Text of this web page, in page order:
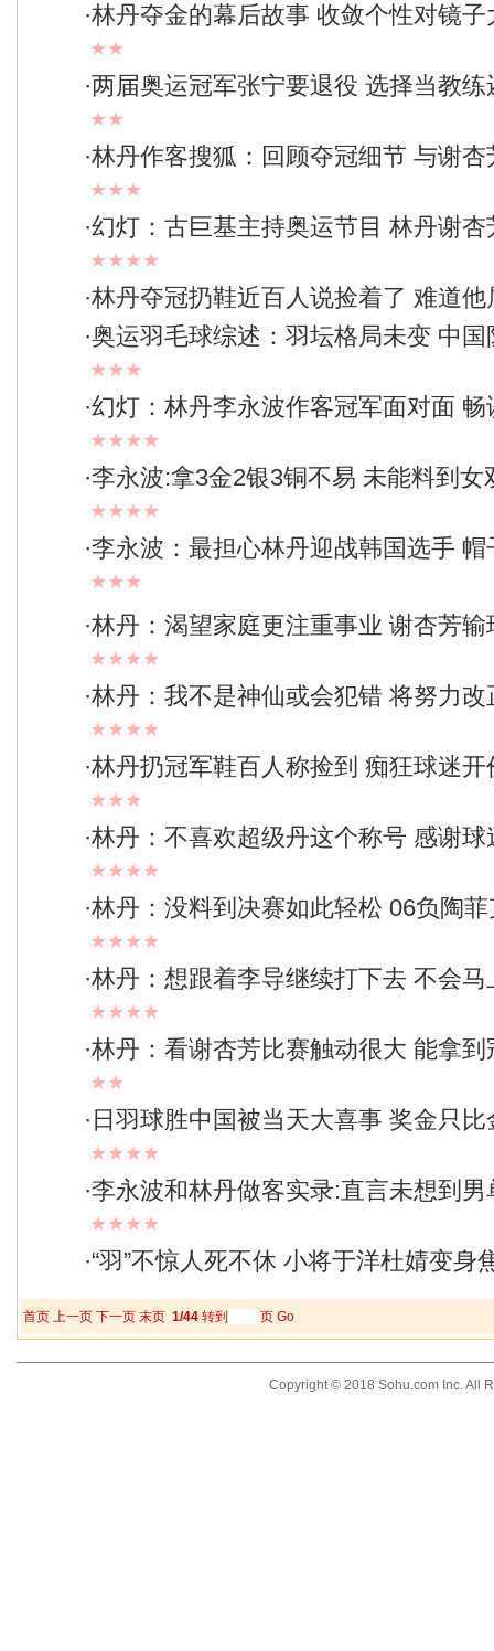
·林丹夺金的幕后故事 收敛个性对镜子
★★
·两届奥运冠军张宁要退役 选择当教练
★★
·林丹作客搜狐：回顾夺冠细节 与谢杏
★★★
·幻灯：古巨基主持奥运节目 林丹谢杏
★★★★
·林丹夺冠扔鞋近百人说捡着了 难道他
·奥运羽毛球综述：羽坛格局未变 中国
★★★
·幻灯：林丹李永波作客冠军面对面 畅
★★★★
·李永波:拿3金2银3铜不易 未能料到女
★★★★
·李永波：最担心林丹迎战韩国选手 帽
★★★
·林丹：渴望家庭更注重事业 谢杏芳输
★★★★
·林丹：我不是神仙或会犯错 将努力改
★★★★
·林丹扔冠军鞋百人称捡到 痴狂球迷开
★★★
·林丹：不喜欢超级丹这个称号 感谢球
★★★★
·林丹：没料到决赛如此轻松 06负陶
★★★★
·林丹：想跟着李导继续打下去 不会马
★★★★
·林丹：看谢杏芳比赛触动很大 能拿到
★★
· 日羽球胜中国被当天大喜事 奖金只比
★★★★
·李永波和林丹做客实录:直言未想到男
★★★★
·“羽”不惊人死不休 小将于洋杜婧变身
首页 上一页 下一页 末页 1/44转到 页 Go
Copyright © 2018 Sohu.com Inc. All